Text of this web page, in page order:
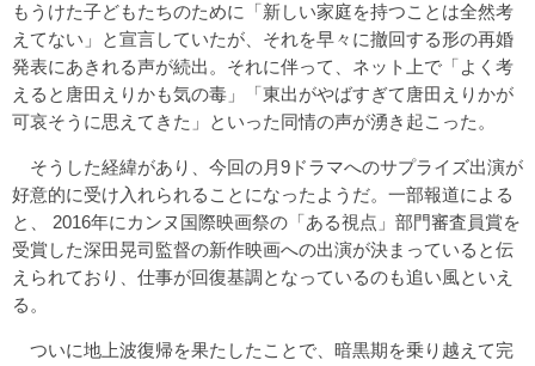
もうけた子どもたちのために「新しい家庭を持つことは全然考
えてない」と宣言していたが、それを早々に撤回する形の再婚
発表にあきれる声が続出。それに伴って、ネット上で「よく考
えると唐田えりかも気の毒」「東出がやばすぎて唐田えりかが
可哀そうに思えてきた」といった同情の声が湧き起こった。
そうした経緯があり、今回の月9ドラマへのサプライズ出演が
好意的に受け入れられることになったようだ。一部報道による
と、 2016年にカンヌ国際映画祭の「ある視点」部門審査員賞を
受賞した深田晃司監督の新作映画への出演が決まっていると伝
えられており、仕事が回復基調となっているのも追い風といえ
る。
ついに地上波復帰を果たしたことで、暗黒期を乗り越えて完